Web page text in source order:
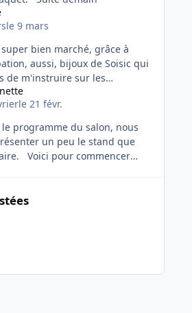
le 9 mars
bien marché, grâce à
aussi, bijoux de Soisic qui
de m'instruire sur les
perles et pierres semi
m'avait envoyées
le 21 févr.
programme du salon, nous
un peu le stand que